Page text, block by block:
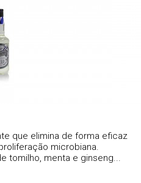
que elimina de forma eficaz
microbiana.
tomilho, menta e ginseng...